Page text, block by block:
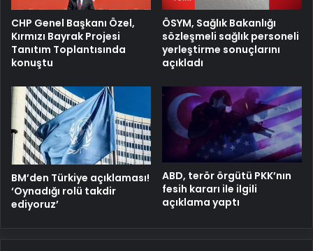
CHP Genel Başkanı Özel,
Kırmızı Bayrak Projesi
Tanıtım Toplantısında
konuştu
ÖSYM, Sağlık Bakanlığı
sözleşmeli sağlık personeli
yerleştirme sonuçlarını
açıkladı
BM’den Türkiye açıklaması!
‘Oynadığı rolü takdir
ediyoruz’
ABD, terör örgütü PKK’nın
fesih kararı ile ilgili
açıklama yaptı